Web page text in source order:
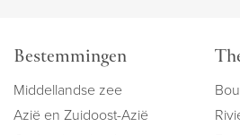
Bestemmingen
Middellandse zee
Azië en Zuidoost-Azië